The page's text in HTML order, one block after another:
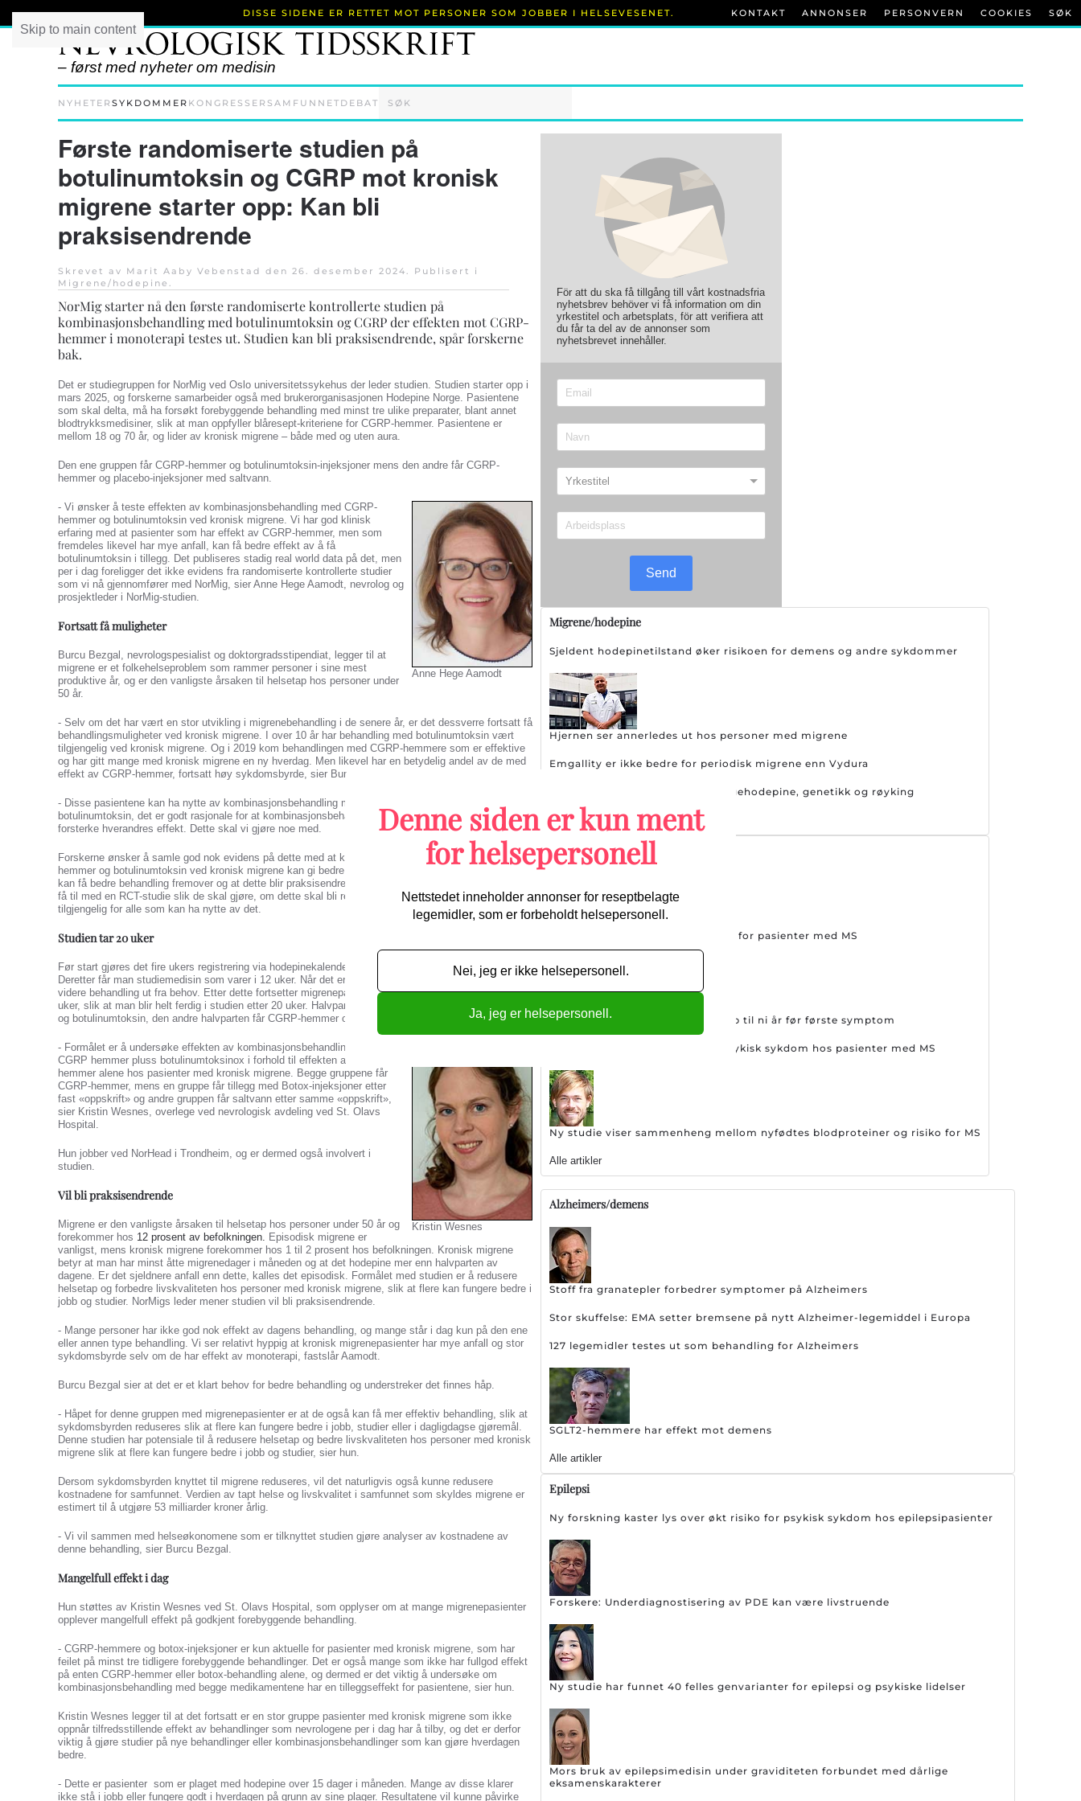
Skip to main content
– først med nyheter om medisin
NYHETER SYKDOMMER KONGRESSER SAMFUNNET DEBAT
DISSE SIDENE ER RETTET MOT PERSONER SOM JOBBER I HELSEVESENET. KONTAKT ANNONSER PERSONVERN COOKIES SØK
Første randomiserte studien på
botulinumtoksin og CGRP mot kronisk
migrene starter opp: Kan bli
praksisendrende
Skrevet av Marit Aaby Vebenstad den 26. desember 2024. Publisert i
Migrene/hodepine .
NorMig starter nå den første randomiserte kontrollerte studien på
kombinasjonsbehandling med botulinumtoksin og CGRP der effekten mot CGRP-
hemmer i monoterapi testes ut. Studien kan bli praksisendrende, spår forskerne
bak.
Det er studiegruppen for NorMig ved Oslo universitetssykehus der leder studien. Studien starter opp i
mars 2025, og forskerne samarbeider også med brukerorganisasjonen Hodepine Norge. Pasientene
som skal delta, må ha forsøkt forebyggende behandling med minst tre ulike preparater, blant annet
blodtrykksmedisiner, slik at man oppfyller blåresept-kriteriene for CGRP-hemmer. Pasientene er
mellom 18 og 70 år, og lider av kronisk migrene – både med og uten aura.
Den ene gruppen får CGRP-hemmer og botulinumtoksin-injeksjoner mens den andre får CGRP-
hemmer og placebo-injeksjoner med saltvann.
Anne Hege Aamodt
- Vi ønsker å teste effekten av kombinasjonsbehandling med CGRP-
hemmer og botulinumtoksin ved kronisk migrene. Vi har god klinisk
erfaring med at pasienter som har effekt av CGRP-hemmer, men som
fremdeles likevel har mye anfall, kan få bedre effekt av å få
botulinumtoksin i tillegg. Det publiseres stadig real world data på det, men
per i dag foreligger det ikke evidens fra randomiserte kontrollerte studier
som vi nå gjennomfører med NorMig, sier Anne Hege Aamodt, nevrolog og
prosjektleder i NorMig-studien.
Fortsatt få muligheter
Burcu Bezgal, nevrologspesialist og doktorgradsstipendiat, legger til at
migrene er et folkehelseproblem som rammer personer i sine mest
produktive år, og er den vanligste årsaken til helsetap hos personer under
50 år.
- Selv om det har vært en stor utvikling i migrenebehandling i de senere år, er det dessverre fortsatt få
behandlingsmuligheter ved kronisk migrene. I over 10 år har behandling med botulinumtoksin vært
tilgjengelig ved kronisk migrene. Og i 2019 kom behandlingen med CGRP-hemmere som er effektive
og har gitt mange med kronisk migrene en ny hverdag. Men likevel har en betydelig andel av de med
effekt av CGRP-hemmer, fortsatt høy sykdomsbyrde, sier Burcu Bezgal.
- Disse pasientene kan ha nytte av kombinasjonsbehandling med både CGRP-hemmer og
botulinumtoksin, det er godt rasjonale for at kombinasjonsbehandling kan virke godt sammen og
forsterke hverandres effekt. Dette skal vi gjøre noe med.
Forskerne ønsker å samle god nok evidens på dette med at kombinasjonsbehandlingen med CGRP-
hemmer og botulinumtoksin ved kronisk migrene kan gi bedre effekt gitt sammen, slik at pasienter
kan få bedre behandling fremover og at dette blir praksisendrende. Slik dokumentasjon kan forskerne
få til med en RCT-studie slik de skal gjøre, om dette skal bli retningslinjebasert behandling som er
tilgjengelig for alle som kan ha nytte av det.
Studien tar 20 uker
Før start gjøres det fire ukers registrering via hodepinekalender, slik det stilles krav om i slike studier.
Deretter får man studiemedisin som varer i 12 uker. Når det er gjennomført, får pasientene justert
videre behandling ut fra behov. Etter dette fortsetter migrenepasientene å registrere hodepine i fire
uker, slik at man blir helt ferdig i studien etter 20 uker. Halvparten av pasientene får CGRP-hemmer
og botulinumtoksin, den andre halvparten får CGRP-hemmer og placebo.
Kristin Wesnes
- Formålet er å undersøke effekten av kombinasjonsbehandling med
CGRP hemmer pluss botulinumtoksinox i forhold til effekten av CGRP-
hemmer alene hos pasienter med kronisk migrene. Begge gruppene får
CGRP-hemmer, mens en gruppe får tillegg med Botox-injeksjoner etter
fast «oppskrift» og andre gruppen får saltvann etter samme «oppskrift»,
sier Kristin Wesnes, overlege ved nevrologisk avdeling ved St. Olavs
Hospital.
Hun jobber ved NorHead i Trondheim, og er dermed også involvert i
studien.
Vil bli praksisendrende
Migrene er den vanligste årsaken til helsetap hos personer under 50 år og
forekommer hos 12 prosent av befolkningen. Episodisk migrene er
vanligst, mens kronisk migrene forekommer hos 1 til 2 prosent hos befolkningen. Kronisk migrene
betyr at man har minst åtte migrenedager i måneden og at det hodepine mer enn halvparten av
dagene. Er det sjeldnere anfall enn dette, kalles det episodisk. Formålet med studien er å redusere
helsetap og forbedre livskvaliteten hos personer med kronisk migrene, slik at flere kan fungere bedre i
jobb og studier. NorMigs leder mener studien vil bli praksisendrende.
- Mange personer har ikke god nok effekt av dagens behandling, og mange står i dag kun på den ene
eller annen type behandling. Vi ser relativt hyppig at kronisk migrenepasienter har mye anfall og stor
sykdomsbyrde selv om de har effekt av monoterapi, fastslår Aamodt.
Burcu Bezgal sier at det er et klart behov for bedre behandling og understreker det finnes håp.
- Håpet for denne gruppen med migrenepasienter er at de også kan få mer effektiv behandling, slik at
sykdomsbyrden reduseres slik at flere kan fungere bedre i jobb, studier eller i dagligdagse gjøremål.
Denne studien har potensiale til å redusere helsetap og bedre livskvaliteten hos personer med kronisk
migrene slik at flere kan fungere bedre i jobb og studier, sier hun.
Dersom sykdomsbyrden knyttet til migrene reduseres, vil det naturligvis også kunne redusere
kostnadene for samfunnet. Verdien av tapt helse og livskvalitet i samfunnet som skyldes migrene er
estimert til å utgjøre 53 milliarder kroner årlig.
- Vi vil sammen med helseøkonomene som er tilknyttet studien gjøre analyser av kostnadene av
denne behandling, sier Burcu Bezgal.
Mangelfull effekt i dag
Hun støttes av Kristin Wesnes ved St. Olavs Hospital, som opplyser om at mange migrenepasienter
opplever mangelfull effekt på godkjent forebyggende behandling.
- CGRP-hemmere og botox-injeksjoner er kun aktuelle for pasienter med kronisk migrene, som har
feilet på minst tre tidligere forebyggende behandlinger. Det er også mange som ikke har fullgod effekt
på enten CGRP-hemmer eller botox-behandling alene, og dermed er det viktig å undersøke om
kombinasjonsbehandling med begge medikamentene har en tilleggseffekt for pasientene, sier hun.
Kristin Wesnes legger til at det fortsatt er en stor gruppe pasienter med kronisk migrene som ikke
oppnår tilfredsstillende effekt av behandlinger som nevrologene per i dag har å tilby, og det er derfor
viktig å gjøre studier på nye behandlinger eller kombinasjonsbehandlinger som kan gjøre hverdagen
bedre.
- Dette er pasienter som er plaget med hodepine over 15 dager i måneden. Mange av disse klarer
ikke stå i jobb eller fungere godt i hverdagen på grunn av sine plager. Resultatene vil kunne påvirke
För att du ska få tillgång till vårt kostnadsfria
nyhetsbrev behöver vi få information om din
yrkestitel och arbetsplats, för att verifiera att
du får ta del av de annonser som
nyhetsbrevet innehåller.
Send
Migrene/hodepine
Sjeldent hodepinetilstand øker risikoen for demens og andre sykdommer
Hjernen ser annerledes ut hos personer med migrene
Emgallity er ikke bedre for periodisk migrene enn Vydura
Sterk sammenheng mellom klyngehodepine, genetikk og røyking
Alle artikler
Multippel sklerose
Covid-19 gir ikke mer symptomer for pasienter med MS
Tidlige tegn på MS kan spores opp til ni år før første symptom
Graviditet kan øke risikoen for psykisk sykdom hos pasienter med MS
Ny studie viser sammenheng mellom nyfødtes blodproteiner og risiko for MS
Alle artikler
Alzheimers/demens
Stoff fra granatepler forbedrer symptomer på Alzheimers
Stor skuffelse: EMA setter bremsene på nytt Alzheimer-legemiddel i Europa
127 legemidler testes ut som behandling for Alzheimers
SGLT2-hemmere har effekt mot demens
Alle artikler
Epilepsi
Ny forskning kaster lys over økt risiko for psykisk sykdom hos epilepsipasienter
Forskere: Underdiagnostisering av PDE kan være livstruende
Ny studie har funnet 40 felles genvarianter for epilepsi og psykiske lidelser
Mors bruk av epilepsimedisin under graviditeten forbundet med dårlige
eksamenskarakterer
Denne siden er kun ment
for helsepersonell
Nettstedet inneholder annonser for reseptbelagte
legemidler, som er forbeholdt helsepersonell.
Nei, jeg er ikke helsepersonell.
Ja, jeg er helsepersonell.